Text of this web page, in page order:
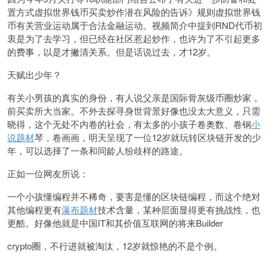
置方式虚拟世界钱币买卖炒作潜在风险的告诉》规则虚拟世界钱
币有关营业运动属于合法金融运动。视频简介中提到RND代币初
衷是为了去学习，但已经在社区惹起炒作，也许为了不引起更多
的费事，以是才撇清关系。但是话说过去，才12岁。
天赋出少年？
有关小男孩的真实的身份，有人说父亲是国际骨灰级币圈炒家，
前买卖所大当家。不外去探寻身世背景好像也没太大意义，只需
晓得，这个无处不内卷的社会，有太多的小孩子卷奥数、卷钢小
说题材琴，卷画画，明天呈现了一位12岁就玩转区块链开发的少
年，可以选择了一条和同龄人纷歧样的路途。
正如一位网友所说：
一个小孩懂编程并不稀奇，要害是懂的区块链编程，而这个绝对
其他编程更有瀑布题材技术含量，某种层面显得更有挑战性，也
更酷。好像他就是中国IT和其价值互联网的将来Builder
crypto圈，不行进就被淘汰，12岁就惊艳的不是个例。